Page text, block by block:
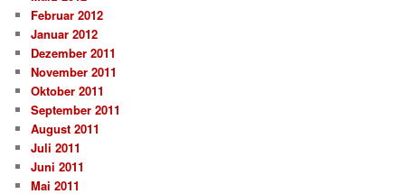
Februar 2012
Januar 2012
Dezember 2011
November 2011
Oktober 2011
September 2011
August 2011
Juli 2011
Juni 2011
Mai 2011